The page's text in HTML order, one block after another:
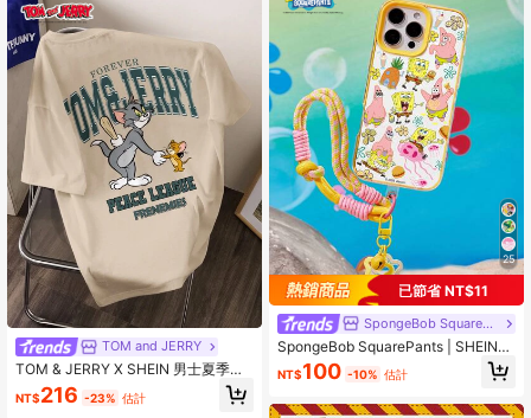
TOM and JERRY
TOM & JERRY X SHEIN 男士夏季休
閒卡通字母印花T恤
NT$216 -23% 估計
25
已節省 NT$11
SpongeBob SquarePants
SpongeBob SquarePants | SHEIN
可爱卡通手机挂绳透明手机壳，适用
于 11-17 Pro Max
NT$100 -10% 估計